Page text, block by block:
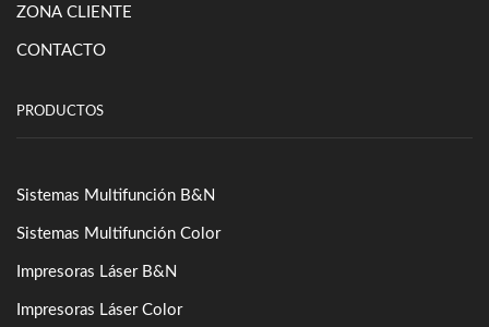
ZONA CLIENTE
CONTACTO
PRODUCTOS
Sistemas Multifunción B&N
Sistemas Multifunción Color
Impresoras Láser B&N
Impresoras Láser Color